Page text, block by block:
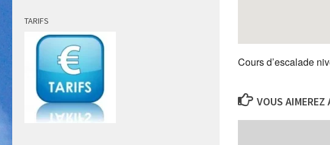
Cours d’escalade
VOUS AIMEREZ
TARIFS